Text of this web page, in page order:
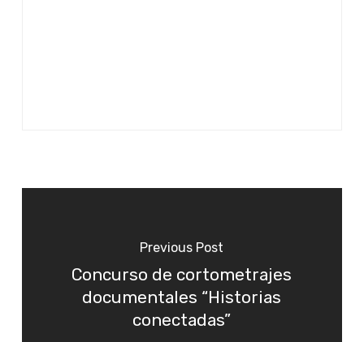
Previous Post
Concurso de cortometrajes
documentales “Historias
conectadas”